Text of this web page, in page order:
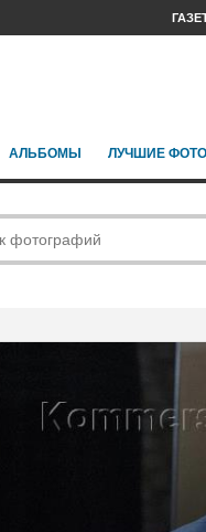
АЛЬБОМЫ ЛУЧШИЕ